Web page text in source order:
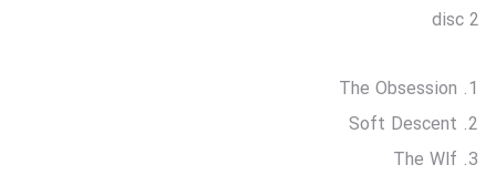
disc 2
The Obsession
Soft Descent
The Wlf